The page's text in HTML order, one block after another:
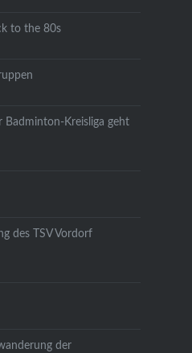
to the 80s
Badminton-Kreisliga geht
des TSV Vordorf
der